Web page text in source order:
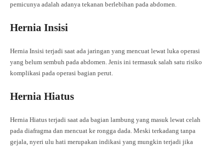
pemicunya adalah adanya tekanan berlebihan pada abdomen.
Hernia Insisi
Hernia Insisi terjadi saat ada jaringan yang mencuat lewat luka operasi
yang belum sembuh pada abdomen. Jenis ini termasuk salah satu risiko
komplikasi pada operasi bagian perut.
Hernia Hiatus
Hernia Hiatus terjadi saat ada bagian lambung yang masuk lewat celah
pada diafragma dan mencuat ke rongga dada. Meski terkadang tanpa
gejala, nyeri ulu hati merupakan indikasi yang mungkin terjadi jika